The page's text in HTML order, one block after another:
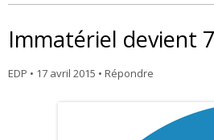
Immatériel devient
EDP • 17 avril 2015 • Répondre